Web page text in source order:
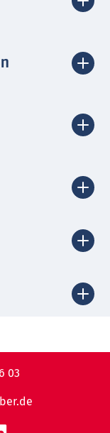
03